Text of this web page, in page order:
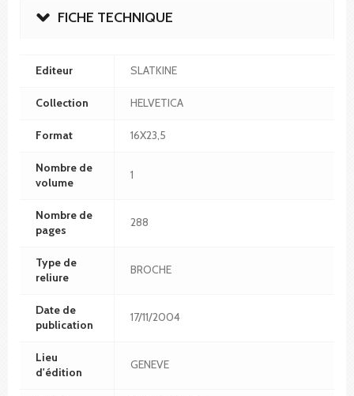
FICHE TECHNIQUE
Editeur SLATKINE
Collection HELVETICA
Format 16X23,5
Nombre de
volume
1
Nombre de
pages
288
Type de
reliure
BROCHE
Date de
publication
17/11/2004
Lieu
d'édition
GENEVE